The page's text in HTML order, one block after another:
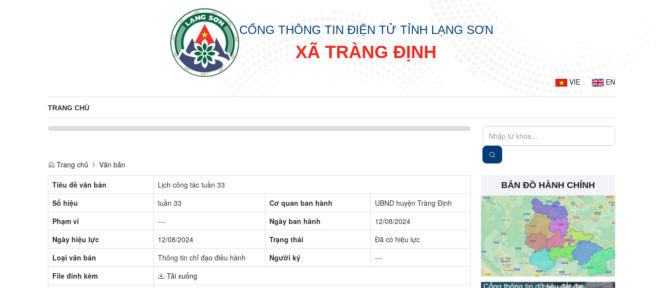
CỔNG THÔNG TIN ĐIỆN TỬ TỈNH LẠNG SƠN
XÃ TRÀNG ĐỊNH
VIE EN
TRANG CHỦ
Trang chủ Văn bản
Tiêu đề văn bản
Lịch công tác tuần 33
Số hiệu
tuần 33 Cơ quan ban hành
UBND huyện Tràng Định
Phạm vi
--- Ngày ban hành
12/08/2024
Ngày hiệu lực
12/08/2024 Trạng thái
Đã có hiệu lực
Loại văn bản
Thông tin chỉ đạo điều hành Người ký
---
File đính kèm
Tải xuống
BẢN ĐỒ HÀNH CHÍNH